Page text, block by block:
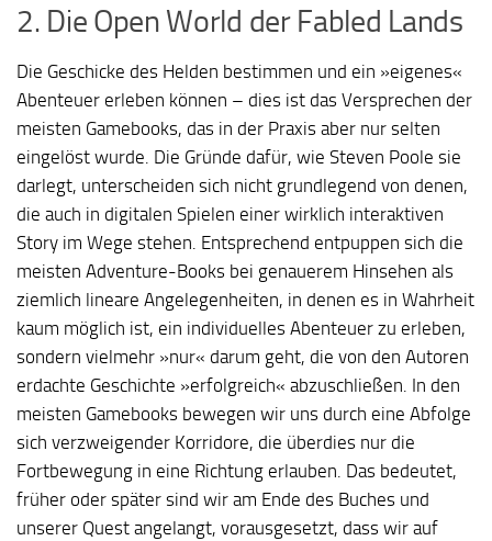
2. Die Open World der Fabled Lands
Die Geschicke des Helden bestimmen und ein »eigenes«
Abenteuer erleben können – dies ist das Versprechen der
meisten Gamebooks, das in der Praxis aber nur selten
eingelöst wurde. Die Gründe dafür, wie Steven Poole sie
darlegt, unterscheiden sich nicht grundlegend von denen,
die auch in digitalen Spielen einer wirklich interaktiven
Story im Wege stehen. Entsprechend entpuppen sich die
meisten Adventure-Books bei genauerem Hinsehen als
ziemlich lineare Angelegenheiten, in denen es in Wahrheit
kaum möglich ist, ein individuelles Abenteuer zu erleben,
sondern vielmehr »nur« darum geht, die von den Autoren
erdachte Geschichte »erfolgreich« abzuschließen. In den
meisten Gamebooks bewegen wir uns durch eine Abfolge
sich verzweigender Korridore, die überdies nur die
Fortbewegung in eine Richtung erlauben. Das bedeutet,
früher oder später sind wir am Ende des Buches und
unserer Quest angelangt, vorausgesetzt, dass wir auf